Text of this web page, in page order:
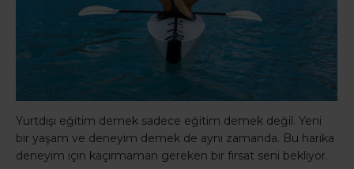
Yurtdışı eğitim demek sadece eğitim demek değil. Yeni
bir yaşam ve deneyim demek de aynı zamanda. Bu harika
deneyim için kaçırmaman gereken bir fırsat seni bekliyor.